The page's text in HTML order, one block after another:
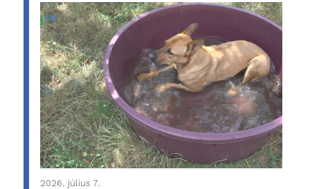
2026. július 7.